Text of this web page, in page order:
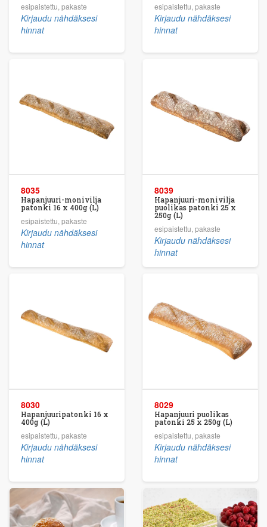
esipaistettu, pakaste
Kirjaudu nähdäksesi
hinnat
esipaistettu, pakaste
Kirjaudu nähdäksesi
hinnat
8035
Hapanjuuri-monivilja
patonki 16 x 400g (L)
esipaistettu, pakaste
Kirjaudu nähdäksesi
hinnat
8039
Hapanjuuri-monivilja
puolikas patonki 25 x
250g (L)
esipaistettu, pakaste
Kirjaudu nähdäksesi
hinnat
8030
Hapanjuuripatonki 16 x
400g (L)
esipaistettu, pakaste
Kirjaudu nähdäksesi
hinnat
8029
Hapanjuuri puolikas
patonki 25 x 250g (L)
esipaistettu, pakaste
Kirjaudu nähdäksesi
hinnat